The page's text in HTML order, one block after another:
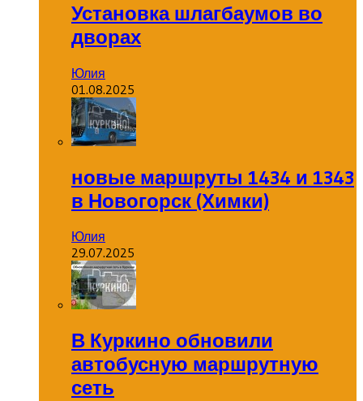
Установка шлагбаумов во
дворах
Юлия
01.08.2025
новые маршруты 1434 и 1343
в Новогорск (Химки)
Юлия
29.07.2025
В Куркино обновили
автобусную маршрутную
сеть